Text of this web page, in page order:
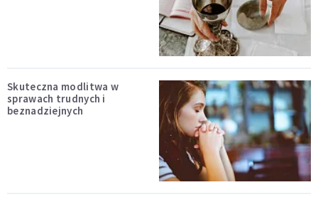
Skuteczna modlitwa w
sprawach trudnych i
beznadziejnych